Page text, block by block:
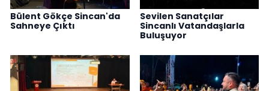
Bülent Gökçe Sincan'da
Sahneye Çıktı
Sevilen Sanatçılar
Sincanlı Vatandaşlarla
Buluşuyor